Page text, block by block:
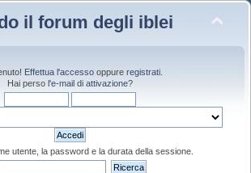
il forum degli iblei
Effettua l'accessooppure registrati.
Hai perso l'e-mail di attivazione?
utente, la password e la durata della sessione.